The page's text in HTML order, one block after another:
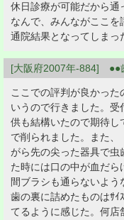
休日診療が可能だから通
なんで、みんながここ
通院結果となってしまっ
[大阪府2007年-884]
ここでの評判が良かった
いうので行きました。
供も結構いたので期待
で削られました。また
がら先の尖った器具で虫
た時には口の中が血だ
間ブラシも通らないよ
歯の裏に詰めたものはｻ
てるように感じた。何店